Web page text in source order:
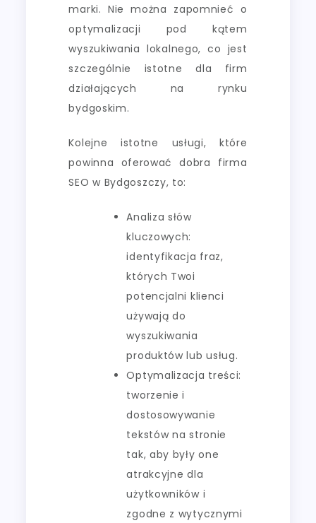
marki. Nie można zapomnieć o
optymalizacji pod kątem
wyszukiwania lokalnego, co jest
szczególnie istotne dla firm
działających na rynku
bydgoskim.
Kolejne istotne usługi, które
powinna oferować dobra firma
SEO w Bydgoszczy, to:
Analiza słów
kluczowych:
identyfikacja fraz,
których Twoi
potencjalni klienci
używają do
wyszukiwania
produktów lub usług.
Optymalizacja treści:
tworzenie i
dostosowywanie
tekstów na stronie
tak, aby były one
atrakcyjne dla
użytkowników i
zgodne z wytycznymi